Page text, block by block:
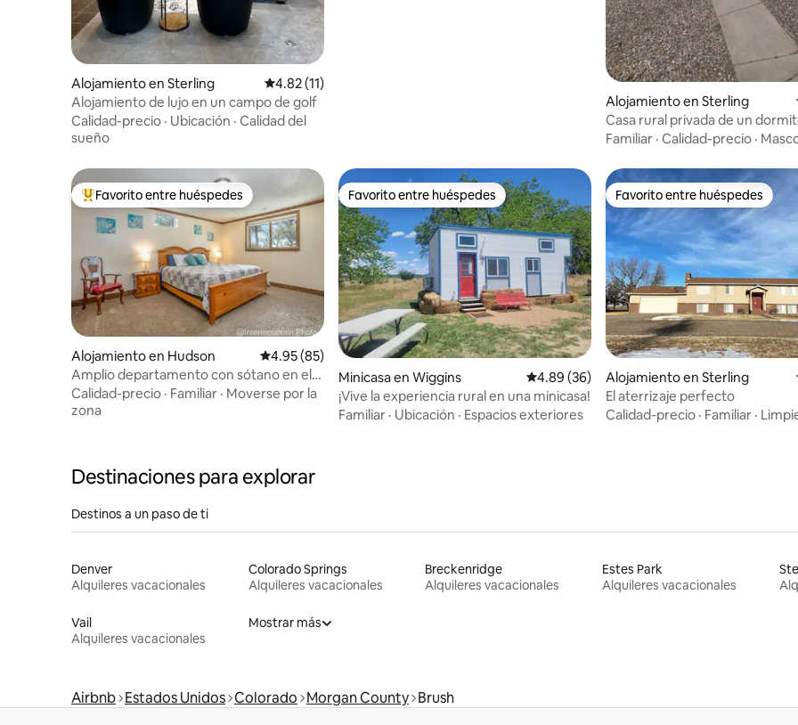
Alojamiento en Sterling Calificación promedio: 4.82 de 5, 11 reseñas
4.82 (11)
Alojamiento de lujo en un campo de golf
Calidad-precio · Ubicación · Calidad del
sueño
Alojamiento en Sterling
Casa rural privada de un
Familiar · Calidad-precio ·
Favorito entre huéspedes preferido
Favorito entre huéspedes
Alojamiento en Hudson Calificación promedio: 4.95 de 5, 85 reseñas
4.95 (85)
Amplio departamento con sótano en el
campo
Calidad-precio · Familiar · Moverse por la
zona
Favorito entre huéspedes
Favorito entre huéspedes
Minicasa en Wiggins Calificación promedio: 4.89 de 5, 36 reseñas
4.89 (36)
¡Vive la experiencia rural en una minicasa!
Familiar · Ubicación · Espacios exteriores
Favorito entre huéspedes
Favorito entre huéspedes
Alojamiento en Sterling
El aterrizaje perfecto
Calidad-precio · Familiar ·
Destinaciones para explorar
Destinos a un paso de ti
Denver
Alquileres vacacionales
Colorado Springs
Alquileres vacacionales
Breckenridge
Alquileres vacacionales
Estes Park
Alquileres vacacionales
Vail
Alquileres vacacionales
Mostrar más
Airbnb Estados Unidos Colorado Morgan County Brush